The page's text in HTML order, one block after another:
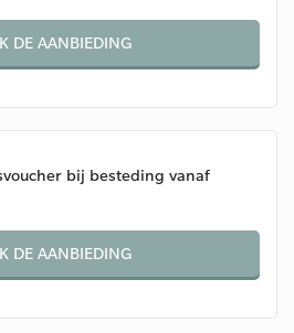
DE AANBIEDING
bij besteding vanaf
DE AANBIEDING